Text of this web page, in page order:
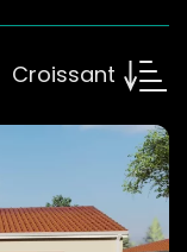
Croissant